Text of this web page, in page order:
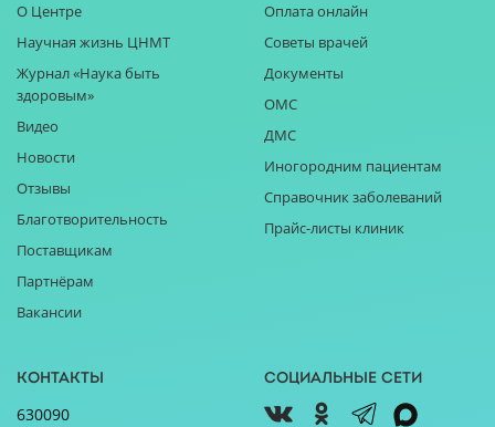
О Центре
Научная жизнь ЦНМТ
Журнал «Наука быть
здоровым»
Видео
Новости
Отзывы
Благотворительность
Поставщикам
Партнёрам
Вакансии
Оплата онлайн
Советы врачей
Документы
ОМС
ДМС
Иногородним пациентам
Справочник заболеваний
Прайс-листы клиник
Контакты
630090
Социальные сети